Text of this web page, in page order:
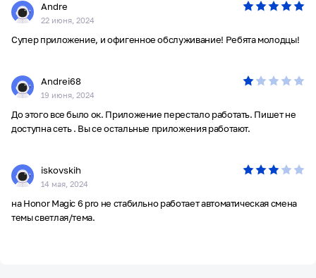
Andre
22 июня, 2024
Супер приложение, и офигенное обслуживание! Ребята молодцы!
Andrei68
19 июня, 2024
До этого все было ок. Приложение перестало работать. Пишет не
доступна сеть . Вы се остальные приложения работают.
iskovskih
14 мая, 2024
на Honor Magic 6 pro не стабильно работает автоматическая смена
темы светлая/тема.